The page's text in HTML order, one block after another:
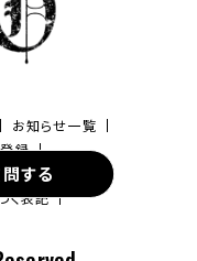
する
お知らせ一覧
録
わせ
く表記